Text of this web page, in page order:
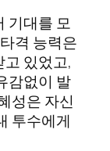
기대를 모
격 능력은
있었고,
감없이 발
성은 자신
투수에게